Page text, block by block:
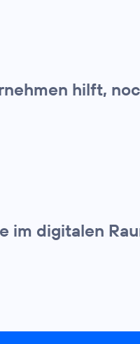
hilft,
im digitalen